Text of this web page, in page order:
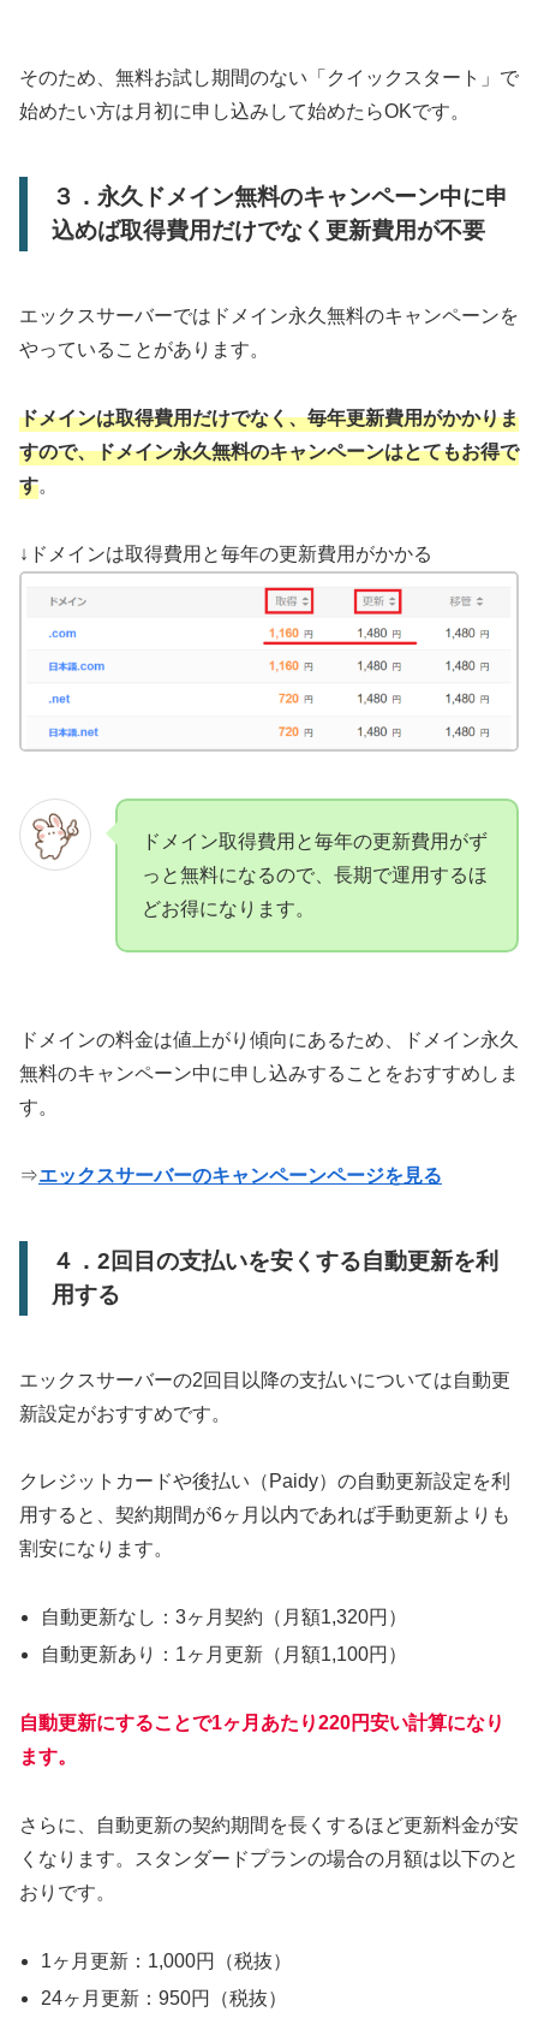
そのため、無料お試し期間のない「クイックスタート」で
始めたい方は月初に申し込みして始めたらOKです。
３．永久ドメイン無料のキャンペーン中に申
込めば取得費用だけでなく更新費用が不要
エックスサーバーではドメイン永久無料のキャンペーンを
やっていることがあります。
ドメインは取得費用だけでなく、毎年更新費用がかかりま
すので、ドメイン永久無料のキャンペーンはとてもお得で
す。
↓ドメインは取得費用と毎年の更新費用がかかる
ドメイン取得費用と毎年の更新費用がず
っと無料になるので、長期で運用するほ
どお得になります。
ドメインの料金は値上がり傾向にあるため、ドメイン永久
無料のキャンペーン中に申し込みすることをおすすめしま
す。
⇒エックスサーバーのキャンペーンページを見る
４．2回目の支払いを安くする自動更新を利
用する
エックスサーバーの2回目以降の支払いについては自動更
新設定がおすすめです。
クレジットカードや後払い（Paidy）の自動更新設定を利
用すると、契約期間が6ヶ月以内であれば手動更新よりも
割安になります。
自動更新なし：3ヶ月契約（月額1,320円）
自動更新あり：1ヶ月更新（月額1,100円）
自動更新にすることで1ヶ月あたり220円安い計算になり
ます。
さらに、自動更新の契約期間を長くするほど更新料金が安
くなります。スタンダードプランの場合の月額は以下のと
おりです。
1ヶ月更新：1,000円（税抜）
24ヶ月更新：950円（税抜）